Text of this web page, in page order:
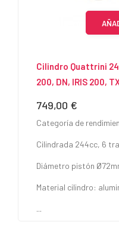
Cilindro Quattrini
200, DN, IRIS 200,
Precio
749,00 €
Categoría de
Cilindrada 244cc, 6
Diámetro pistón
Material cilindro:
...